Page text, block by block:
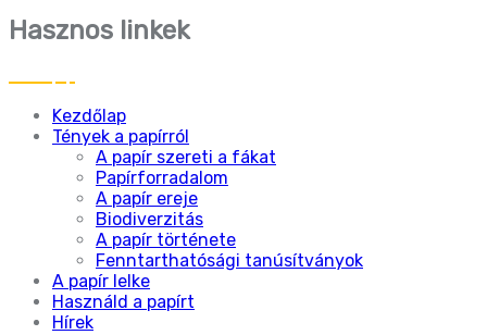
Hasznos linkek
Kezdőlap
Tények a papírról
A papír szereti a fákat
Papírforradalom
A papír ereje
Biodiverzitás
A papír története
Fenntarthatósági tanúsítványok
A papír lelke
Használd a papírt
Hírek